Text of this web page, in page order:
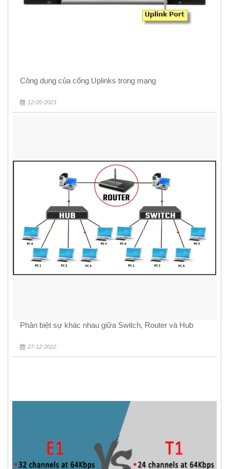
Công dụng của cổng Uplinks trong mạng
12-05-2023
Phân biệt sự khác nhau giữa Switch, Router và Hub
27-12-2022